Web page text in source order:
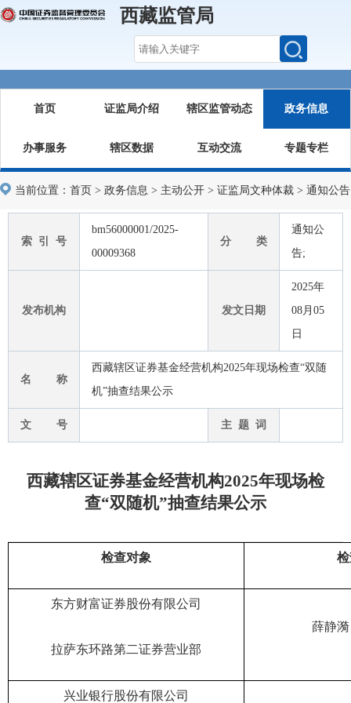
西藏监管局
首页 证监局介绍 辖区监管动态 政务信息
办事服务 辖区数据 互动交流 专题专栏
当前位置： 首页 > 政务信息 > 主动公开 > 证监局文种体裁 > 通知公告
索 引 号
bm56000001/2025-
00009368
分 类
通知公
告;
发布机构 发文日期
2025年
08月05
日
名 称
西藏辖区证券基金经营机构2025年现场检查“双随
机”抽查结果公示
文 号 主 题 词
西藏辖区证券基金经营机构2025年现场检
查“双随机”抽查结果公示
检查对象
东方财富证券股份有限公司
拉萨东环路第二证券营业部
薛静
兴业银行股份有限公司